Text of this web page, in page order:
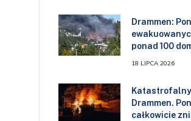
Drammen:
ponad 100
18 LIPCA 2026
Drammen.
całkowicie